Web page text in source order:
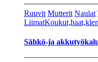
Ruuvit Mutterit Naulat
Liimat
Sähkö-ja